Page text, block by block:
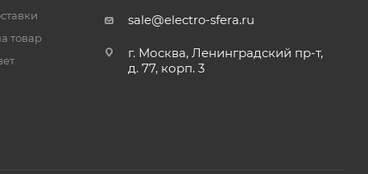
товар
sale@electro-sfera.ru
г. Москва, Ленинградский пр-т,
д. 77, корп. 3